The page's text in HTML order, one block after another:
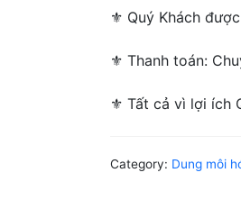
⚜ Quý Khách
⚜ Thanh toán:
⚜ Tất cả vì lợi ích
Category: Dung môi